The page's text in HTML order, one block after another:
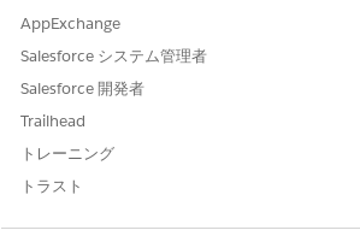
AppExchange
Salesforce システム管理者
Salesforce 開発者
Trailhead
トレーニング
トラスト